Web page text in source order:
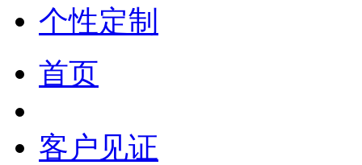
个性定制
首页
客户见证